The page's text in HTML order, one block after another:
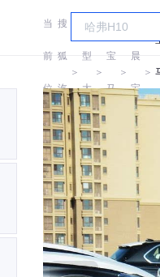
当
前
位
置:
搜
狐
汽
车
＞
车
型
大
全
＞
宝
马
＞
晨
宝
马
＞